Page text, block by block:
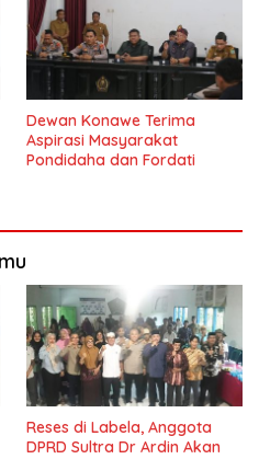
Dewan Konawe Terima
Aspirasi Masyarakat
Pondidaha dan Fordati
Reses di Labela, Anggota
DPRD Sultra Dr Ardin Akan